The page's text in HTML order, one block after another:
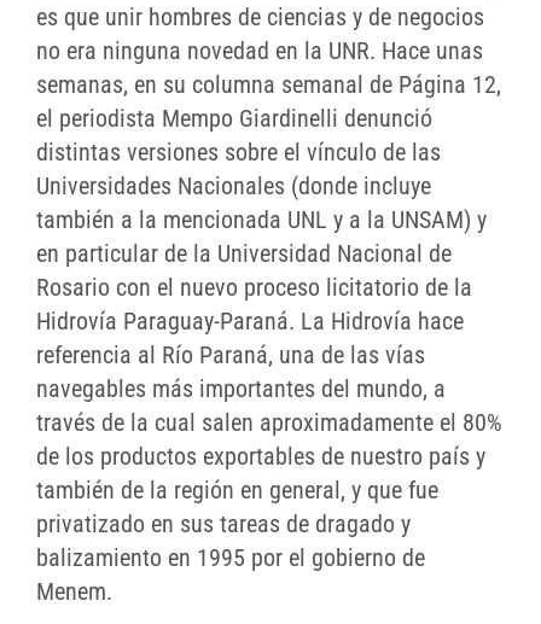
es que unir hombres de ciencias y de negocios
no era ninguna novedad en la UNR. Hace unas
semanas, en su columna semanal de Página 12,
el periodista Mempo Giardinelli denunció
distintas versiones sobre el vínculo de las
Universidades Nacionales (donde incluye
también a la mencionada UNL y a la UNSAM) y
en particular de la Universidad Nacional de
Rosario con el nuevo proceso licitatorio de la
Hidrovía Paraguay-Paraná. La Hidrovía hace
referencia al Río Paraná, una de las vías
navegables más importantes del mundo, a
través de la cual salen aproximadamente el 80%
de los productos exportables de nuestro país y
también de la región en general, y que fue
privatizado en sus tareas de dragado y
balizamiento en 1995 por el gobierno de
Menem.